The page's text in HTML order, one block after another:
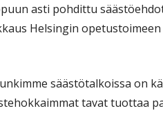
asti pohdittu
Helsingin
säästötalkoissa on
tavat tuottaa